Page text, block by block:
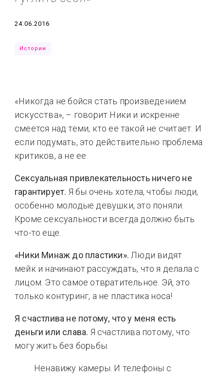
Дата
24.06.2016
Истории
«Никогда не бойся стать произведением
искусства», – говорит Ники и искренне
смеется над теми, кто ее такой не считает. И
если подумать, это действительно проблема
критиков, а не ее.
Сексуальная привлекательность ничего не
гарантирует. Я бы очень хотела, чтобы люди,
особенно молодые девушки, это поняли.
Кроме сексуальности всегда должно быть
что-то еще.
«Ники Минаж до пластики». Люди видят
мейк и начинают рассуждать, что я делала с
лицом. Это самое отвратительное. Эй, это
только контуринг, а не пластика носа!
Я счастлива не потому, что у меня есть
деньги или слава. Я счастлива потому, что
могу жить без борьбы.
Ненавижу камеры. И телефоны с